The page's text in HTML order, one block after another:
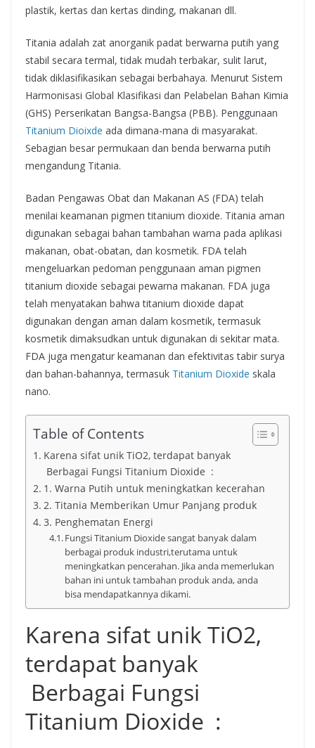
plastik, kertas dan kertas dinding, makanan dll.
Titania adalah zat anorganik padat berwarna putih yang
stabil secara termal, tidak mudah terbakar, sulit larut,
tidak diklasifikasikan sebagai berbahaya. Menurut Sistem
Harmonisasi Global Klasifikasi dan Pelabelan Bahan Kimia
(GHS) Perserikatan Bangsa-Bangsa (PBB). Penggunaan
Titanium Dioixde ada dimana-mana di masyarakat.
Sebagian besar permukaan dan benda berwarna putih
mengandung Titania.
Badan Pengawas Obat dan Makanan AS (FDA) telah
menilai keamanan pigmen titanium dioxide. Titania aman
digunakan sebagai bahan tambahan warna pada aplikasi
makanan, obat-obatan, dan kosmetik. FDA telah
mengeluarkan pedoman penggunaan aman pigmen
titanium dioxide sebagai pewarna makanan. FDA juga
telah menyatakan bahwa titanium dioxide dapat
digunakan dengan aman dalam kosmetik, termasuk
kosmetik dimaksudkan untuk digunakan di sekitar mata.
FDA juga mengatur keamanan dan efektivitas tabir surya
dan bahan-bahannya, termasuk Titanium Dioxide skala
nano.
Table of Contents
Karena sifat unik TiO2, terdapat banyak
Berbagai Fungsi Titanium Dioxide :
1. Warna Putih untuk meningkatkan kecerahan
2. Titania Memberikan Umur Panjang produk
3. Penghematan Energi
Fungsi Titanium Dioxide sangat banyak dalam
berbagai produk industri,terutama untuk
meningkatkan pencerahan. Jika anda memerlukan
bahan ini untuk tambahan produk anda, anda
bisa mendapatkannya dikami.
Karena sifat unik TiO2,
terdapat banyak
Berbagai Fungsi
Titanium Dioxide :